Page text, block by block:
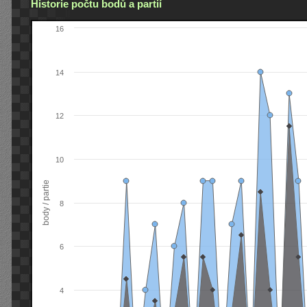
Historie počtu bodů a partií
body / partie
4
6
8
10
12
14
16